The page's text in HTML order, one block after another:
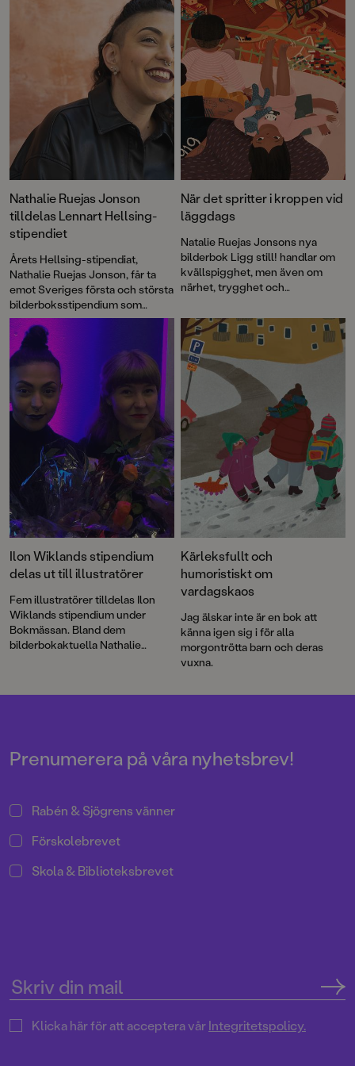
Nathalie Ruejas Jonson
tilldelas Lennart Hellsing-
stipendiet
Årets Hellsing-stipendiat,
Nathalie Ruejas Jonson, får ta
emot Sveriges första och största
bilderboksstipendium som
utdelas till en bilderboksskapare
som verkar i Lennart Hellsings
anda.
När det spritter i kroppen vid
läggdags
Natalie Ruejas Jonsons nya
bilderbok Ligg still! handlar om
kvällspigghet, men även om
närhet, trygghet och
Ilon Wiklands stipendium
delas ut till illustratörer
Fem illustratörer tilldelas Ilon
Wiklands stipendium under
Bokmässan. Bland dem
bilderbokaktuella Nathalie
Kärleksfullt och
humoristiskt om
vardagskaos
Jag älskar inte är en bok att
känna igen sig i för alla
morgontrötta barn och deras
vuxna.
Prenumerera på våra nyhetsbrev!
Rabén & Sjögrens vänner
Förskolebrevet
Skola & Biblioteksbrevet
Klicka här för att acceptera vårIntegritetspolicy.